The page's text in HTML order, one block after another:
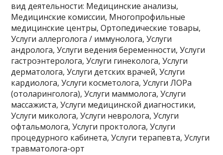
вид деятельности: Медицинские анализы,
Медицинские комиссии, Многопрофильные
медицинские центры, Ортопедические товары,
Услуги аллерголога / иммунолога, Услуги
андролога, Услуги ведения беременности, Услуги
гастроэнтеролога, Услуги гинеколога, Услуги
дерматолога, Услуги детских врачей, Услуги
кардиолога, Услуги косметолога, Услуги ЛОРа
(отоларинголога), Услуги маммолога, Услуги
массажиста, Услуги медицинской диагностики,
Услуги миколога, Услуги невролога, Услуги
офтальмолога, Услуги проктолога, Услуги
процедурного кабинета, Услуги терапевта, Услуги
травматолога-орт